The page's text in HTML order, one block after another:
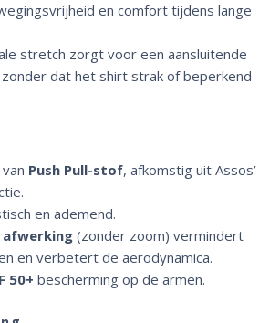
en comfort tijdens lange
stretch zorgt voor een aansluitende
dat het shirt strak of beperkend
Push Pull-stof, afkomstig uit Assos’
en ademend.
afwerking(zonder zoom) vermindert
en verbetert de aerodynamica.
50+ bescherming op de armen.